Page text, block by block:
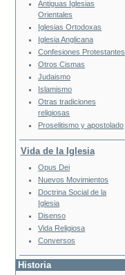
Antiguas Iglesias
Orientales
Iglesias Ortodoxas
Iglesia Anglicana
Confesiones Protestantes
Otros Cismas
Judaismo
Islamismo
Otras tradiciones
religiosas
Proselitismo y apostolado
Vida de la Iglesia
Opus Dei
Nuevos Movimientos
Doctrina Social de la
Iglesia
Disenso
Vida Religiosa
Conversos
Historia